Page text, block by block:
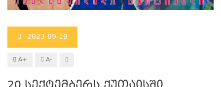
2023-09-19
A+ A-